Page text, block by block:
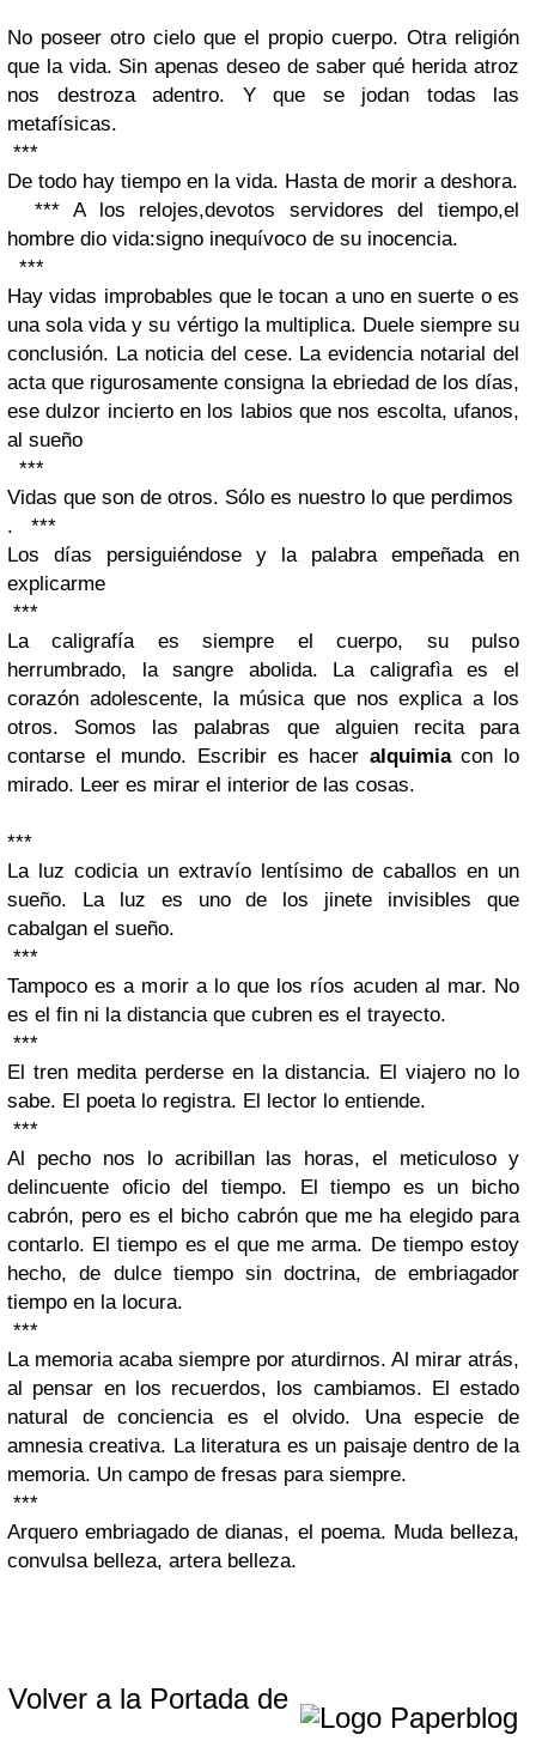
No poseer otro cielo que el propio cuerpo. Otra religión
que la vida. Sin apenas deseo de saber qué herida atroz
nos destroza adentro. Y que se jodan todas las
metafísicas.
***
De todo hay tiempo en la vida. Hasta de morir a deshora.
*** A los relojes,devotos servidores del tiempo,el
hombre dio vida:signo inequívoco de su inocencia.
***
Hay vidas improbables que le tocan a uno en suerte o es
una sola vida y su vértigo la multiplica. Duele siempre su
conclusión. La noticia del cese. La evidencia notarial del
acta que rigurosamente consigna la ebriedad de los días,
ese dulzor incierto en los labios que nos escolta, ufanos,
al sueño
***
Vidas que son de otros. Sólo es nuestro lo que perdimos
. ***
Los días persiguiéndose y la palabra empeñada en
explicarme
***
La caligrafía es siempre el cuerpo, su pulso
herrumbrado, la sangre abolida. La caligrafìa es el
corazón adolescente, la música que nos explica a los
otros. Somos las palabras que alguien recita para
contarse el mundo. Escribir es hacer alquimiacon lo
mirado. Leer es mirar el interior de las cosas.
***
La luz codicia un extravío lentísimo de caballos en un
sueño. La luz es uno de los jinete invisibles que
cabalgan el sueño.
***
Tampoco es a morir a lo que los ríos acuden al mar. No
es el fin ni la distancia que cubren es el trayecto.
***
El tren medita perderse en la distancia. El viajero no lo
sabe. El poeta lo registra. El lector lo entiende.
***
Al pecho nos lo acribillan las horas, el meticuloso y
delincuente oficio del tiempo. El tiempo es un bicho
cabrón, pero es el bicho cabrón que me ha elegido para
contarlo. El tiempo es el que me arma. De tiempo estoy
hecho, de dulce tiempo sin doctrina, de embriagador
tiempo en la locura.
***
La memoria acaba siempre por aturdirnos. Al mirar atrás,
al pensar en los recuerdos, los cambiamos. El estado
natural de conciencia es el olvido. Una especie de
amnesia creativa. La literatura es un paisaje dentro de la
memoria. Un campo de fresas para siempre.
***
Arquero embriagado de dianas, el poema. Muda belleza,
convulsa belleza, artera belleza.
Volver a la Portada de